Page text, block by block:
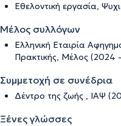
Εθελοντική εργασία,
Μέλος συλλόγων
Ελληνική Εταιρία
Πρακτικής, Μέλος (2024
Συμμετοχή σε συνέδρια
Δέντρο της ζωής , ΙΑΨ
Ξένες γλώσσες